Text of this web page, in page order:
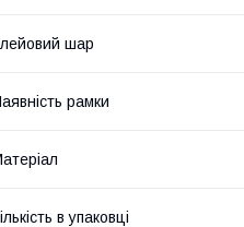
шар
рамки
в упаковці